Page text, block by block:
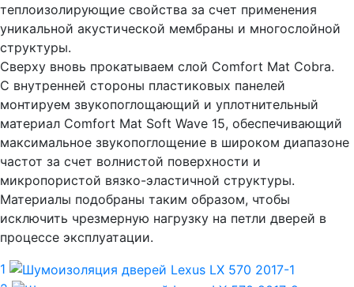
теплоизолирующие свойства за счет применения
уникальной акустической мембраны и многослойной
структуры.
Сверху вновь прокатываем слой Comfort Mat Cobra.
С внутренней стороны пластиковых панелей
монтируем звукопоглощающий и уплотнительный
материал Comfort Mat Soft Wave 15, обеспечивающий
максимальное звукопоглощение в широком диапазоне
частот за счет волнистой поверхности и
микропористой вязко-эластичной структуры.
Материалы подобраны таким образом, чтобы
исключить чрезмерную нагрузку на петли дверей в
процессе эксплуатации.
1